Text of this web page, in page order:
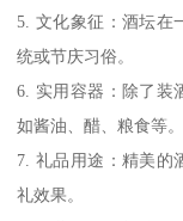
5. 文化象征：酒坛在
统或节庆习俗。
6. 实用容器：除了装
如酱油、醋、粮食等。
7. 礼品用途：精美的
礼效果。